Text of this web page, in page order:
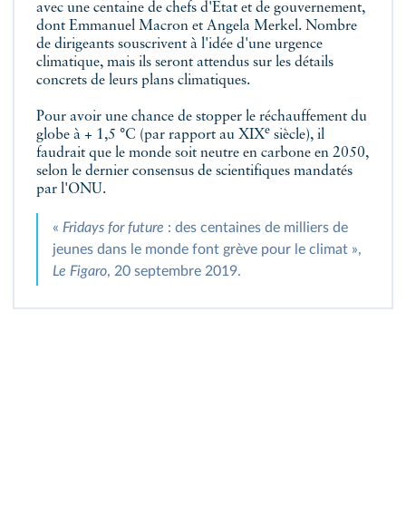
avec une centaine de chefs d'État et de gouvernement,
dont Emmanuel Macron et Angela Merkel. Nombre
de dirigeants souscrivent à l'idée d'une urgence
climatique, mais ils seront attendus sur les détails
concrets de leurs plans climatiques.
Pour avoir une chance de stopper le réchauffement du
globe à + 1,5 °C (par rapport au XIXe siècle), il
faudrait que le monde soit neutre en carbone en 2050,
selon le dernier consensus de scientifiques mandatés
par l'ONU.
« Fridays for future : des centaines de milliers de
jeunes dans le monde font grève pour le climat »,
Le Figaro, 20 septembre 2019.